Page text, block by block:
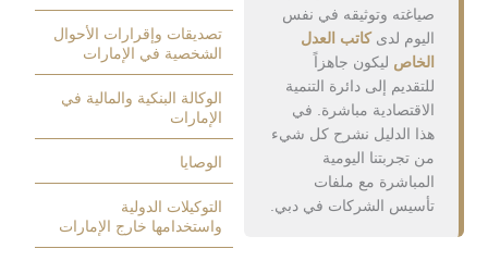
وتوثيقه في نفس
كاتب العدل
ليكون جاهزاً
إلى دائرة التنمية
مباشرة. في
الدليل نشرح كل شيء
اليومية
مع ملفات
الشركات في دبي.
تصديقات وإقرارات الأحوال
الشخصية في الإمارات
الوكالة البنكية والمالية في
الإمارات
التوكيلات الدولية
واستخدامها خارج الإمارات